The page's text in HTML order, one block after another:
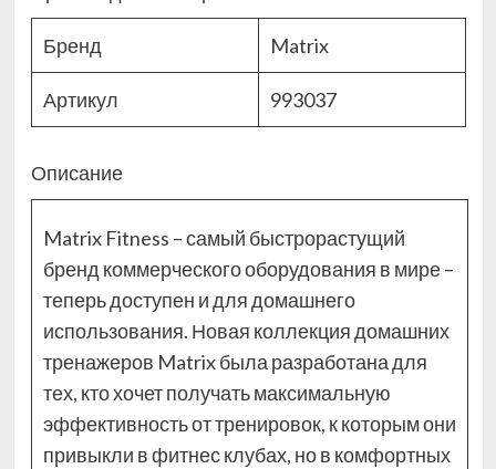
Бренд Matrix
Артикул 993037
Описание
Matrix Fitness – самый быстрорастущий
бренд коммерческого оборудования в мире –
теперь доступен и для домашнего
использования. Новая коллекция домашних
тренажеров Matrix была разработана для
тех, кто хочет получать максимальную
эффективность от тренировок, к которым они
привыкли в фитнес клубах, но в комфортных